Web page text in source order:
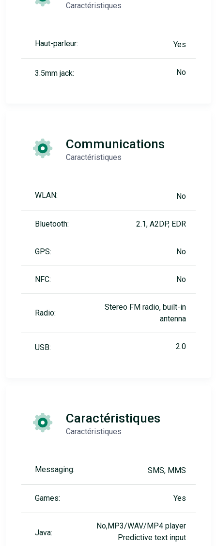
Caractéristiques
Haut-parleur: Yes
3.5mm jack: No
Communications
Caractéristiques
WLAN: No
Bluetooth: 2.1, A2DP, EDR
GPS: No
NFC: No
Radio:
Stereo FM radio, built-in
antenna
USB: 2.0
Caractéristiques
Caractéristiques
Messaging: SMS, MMS
Games: Yes
Java:
No,MP3/WAV/MP4 player
Predictive text input